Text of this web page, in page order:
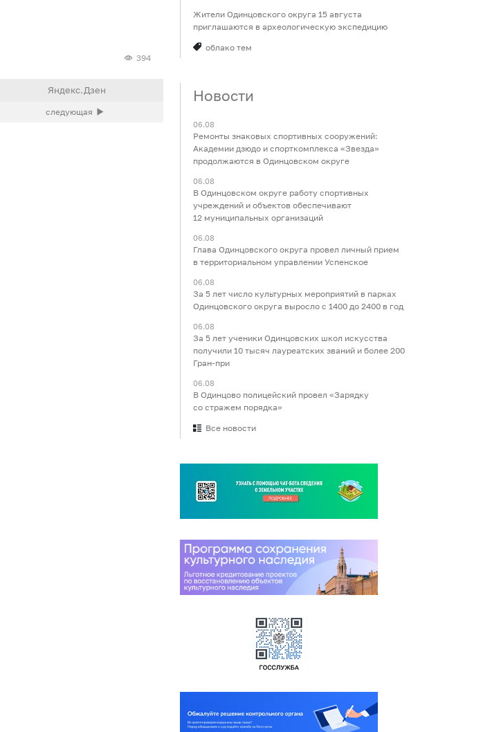
394
Жители Одинцовского округа 15 августа
приглашаются в археологическую экспедицию
облако тем
Новости
06.08
Ремонты знаковых спортивных сооружений:
Академии дзюдо и спорткомплекса «Звезда»
продолжаются в Одинцовском округе
06.08
В Одинцовском округе работу спортивных
учреждений и объектов обеспечивают
12 муниципальных организаций
06.08
Глава Одинцовского округа провел личный прием
в территориальном управлении Успенское
06.08
За 5 лет число культурных мероприятий в парках
Одинцовского округа выросло с 1400 до 2400 в год
06.08
За 5 лет ученики Одинцовских школ искусства
получили 10 тысяч лауреатских званий и более 200
Гран-при
06.08
В Одинцово полицейский провел «Зарядку
со стражем порядка»
Все новости